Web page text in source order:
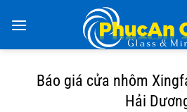
đến
Báo giá cửa nhôm
Hải